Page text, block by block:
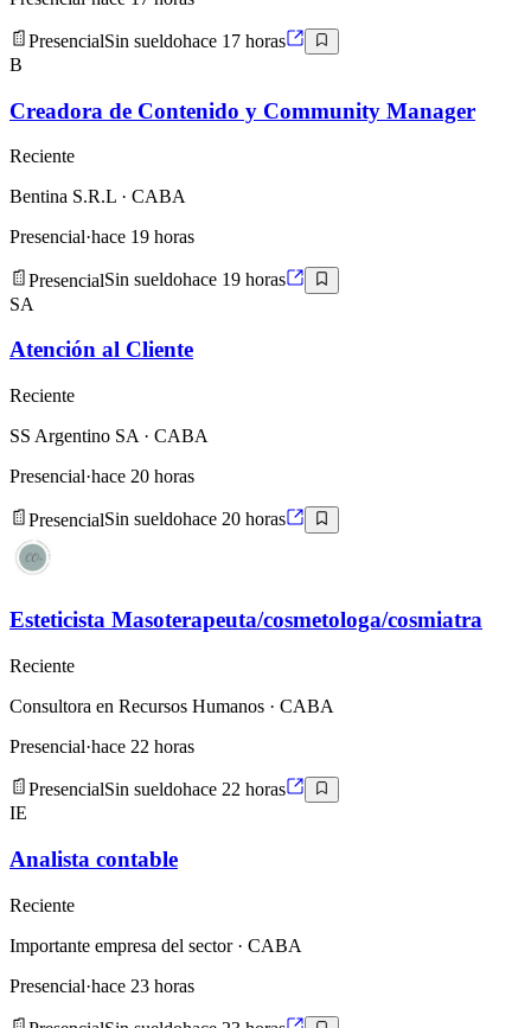
PresencialSin sueldohace 17 horas
B
Creadora de Contenido y Community Manager
Reciente
Bentina S.R.L · CABA
Presencial·hace 19 horas
PresencialSin sueldohace 19 horas
SA
Atención al Cliente
Reciente
SS Argentino SA · CABA
Presencial·hace 20 horas
PresencialSin sueldohace 20 horas
Esteticista Masoterapeuta/cosmetologa/cosmiatra
Reciente
Consultora en Recursos Humanos · CABA
Presencial·hace 22 horas
PresencialSin sueldohace 22 horas
IE
Analista contable
Reciente
Importante empresa del sector· CABA
Presencial·hace 23 horas